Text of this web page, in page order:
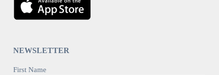
NEWSLETTER
First Name